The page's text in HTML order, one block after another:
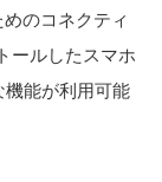
のコネクティ
ールしたスマホ
機能が利用可能